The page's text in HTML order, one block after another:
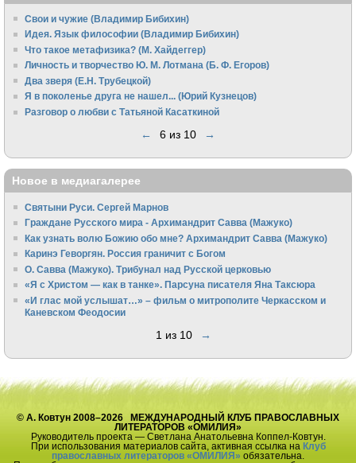
Свои и чужие (Владимир Бибихин)
Идея. Язык философии (Владимир Бибихин)
Что такое метафизика? (М. Хайдеггер)
Личность и творчество Ю. М. Лотмана (Б. Ф. Егоров)
Два зверя (Е.Н. Трубецкой)
Я в поколенье друга не нашел... (Юрий Кузнецов)
Разговор о любви с Татьяной Касаткиной
← 6 из 10 →
Новое в медиагалерее
Святыни Руси. Сергей Марнов
Граждане Русского мира - Архимандрит Савва (Мажуко)
Как узнать волю Божию обо мне? Архимандрит Савва (Мажуко)
Каринэ Геворгян. Россия граничит с Богом
О. Савва (Мажуко). Трибунал над Русской церковью
«Я с Христом — как в танке». Парсуна писателя Яна Таксюра
«И глас мой услышат…» – фильм о митрополите Черкасском и
Каневском Феодосии
1 из 10 →
© А. Ковтун 2008–2026 МЕЖДУНАРОДНЫЙ КЛУБ ПРАВОСЛАВНЫХ
ЛИТЕРАТОРОВ «ОМИЛИЯ»
Руководитель проекта — Светлана Анатольевна Коппел-Ковтун.
При использования материалов сайта, активная ссылка на Клуб
православных литераторов «ОМИЛИЯ» обязательна.